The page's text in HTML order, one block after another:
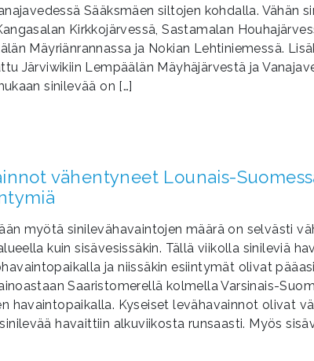
Sääksmäen siltojen kohdalla. Vähän
Kirkkojärvessä, Sastamalan
Mäyriänrannassa ja Nokian Lehtiniemessä.
Järviwikiin Lempäälän Mäyhäjärvestä ja
sinilevää on […]
vähentyneet Lounais-
myötä sinilevähavaintojen määrä on selvästi
kuin sisävesissäkin. Tällä viikolla sinileviä
ja niissäkin esiintymät olivat
Saaristomerellä kolmella Varsinais-
havaintopaikalla. Kyseiset levähavainnot olivat
havaittiin alkuviikosta runsaasti. Myös